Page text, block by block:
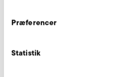
Præferencer
Statistik
RD 84